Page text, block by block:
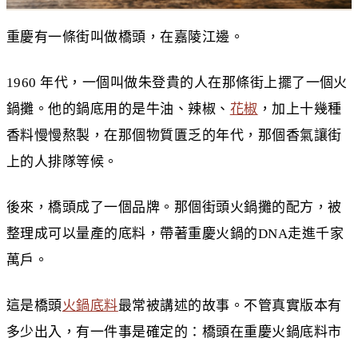
重慶有一條街叫做橋頭，在嘉陵江邊。
1960 年代，一個叫做朱登貴的人在那條街上擺了一個火
鍋攤。他的鍋底用的是牛油、辣椒、 花椒 ，加上十幾種
香料慢慢熬製，在那個物質匱乏的年代，那個香氣讓街
上的人排隊等候。
後來，橋頭成了一個品牌。那個街頭火鍋攤的配方，被
整理成可以量產的底料，帶著重慶火鍋的DNA走進千家
萬戶。
這是橋頭 火鍋底料最常被講述的故事。不管真實版本有
多少出入，有一件事是確定的：橋頭在重慶火鍋底料市